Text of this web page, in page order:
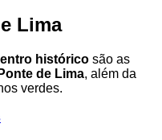
Lima
histórico são as
Ponte de Lima, além da
verdes.